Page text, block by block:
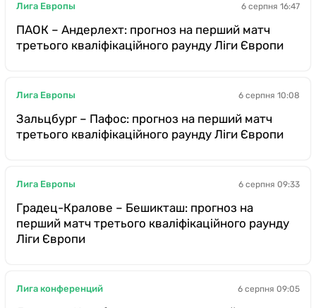
Лига Европы 6 серпня 16:47
ПАОК – Андерлехт: прогноз на перший матч
третього кваліфікаційного раунду Ліги Європи
Лига Европы 6 серпня 10:08
Зальцбург – Пафос: прогноз на перший матч
третього кваліфікаційного раунду Ліги Європи
Лига Европы 6 серпня 09:33
Градец-Кралове – Бешикташ: прогноз на
перший матч третього кваліфікаційного раунду
Ліги Європи
Лига конференций 6 серпня 09:05